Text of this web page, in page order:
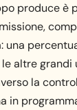
produce è
una
altre grandi
la
in